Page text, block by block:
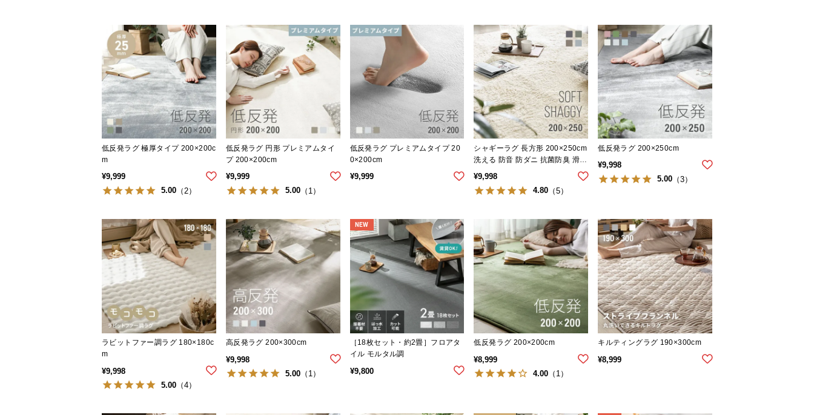
低反発ラグ 極厚タイプ 200×200c
m
¥9,999
5.00 （2）
低反発ラグ 円形 プレミアムタイ
プ 200×200cm
¥9,999
5.00（1）
低反発ラグ プレミアムタイプ 20
0×200cm
¥9,999
シャギーラグ 長方形 200×250cm
洗える 防音 防ダニ 抗菌防臭 滑り
止め付き
¥9,998
4.80 （5）
低反発ラグ 200×250cm
¥9,998
5.00 （3）
ラビットファー調ラグ 180×180c
m
¥9,998
5.00 （4）
高反発ラグ 200×300cm
¥9,998
5.00（1）
［18枚セット・約2畳］フロアタ
イル モルタル調
¥9,800
NEW
低反発ラグ 200×200cm
¥8,999
4.00 （1）
キルティングラグ 190×300cm
¥8,999